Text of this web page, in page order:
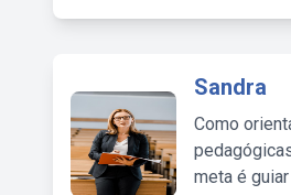
Sandra
Como
meta é